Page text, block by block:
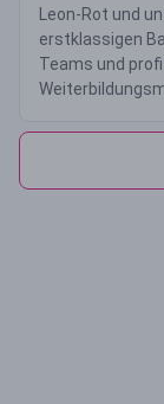
Leon-Rot und
erstklassigen
Teams und